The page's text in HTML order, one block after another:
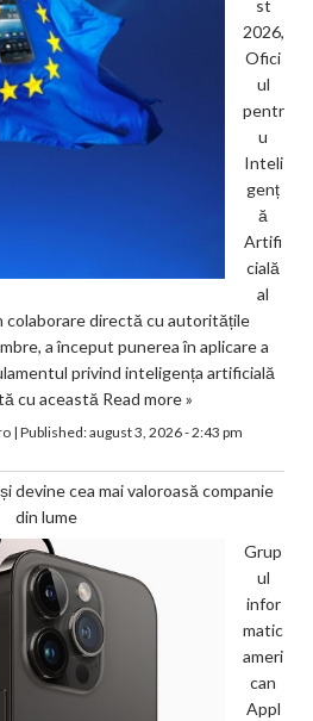
st
2026,
Ofici
ul
pentr
u
Inteli
genț
ă
Artifi
cială
al
colaborare directă cu autoritățile
a început punerea în aplicare a
privind inteligența artificială
cu această Read more »
| Published:august 3, 2026 - 2:43 pm
devine cea mai valoroasă companie
din lume
Grup
ul
infor
matic
ameri
can
Appl